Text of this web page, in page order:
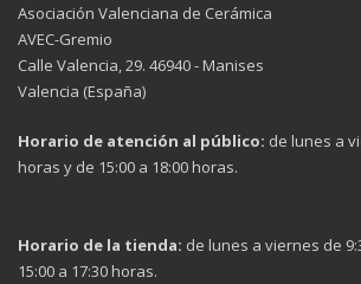
Asociación Valenciana de Cerámica
AVEC-Gremio
Calle Valencia, 29. 46940 - Manises
Valencia (España)
Horario de atención al público: de lunes a
horas y de 15:00 a 18:00 horas.
Horario de la tienda: de lunes a viernes de
15:00 a 17:30 horas.